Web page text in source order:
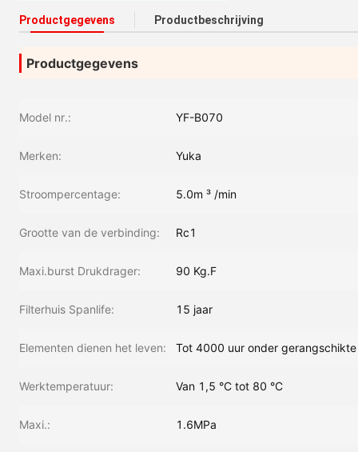
Productgegevens Productbeschrijving
Productgegevens
Model nr.: YF-B070
Merken: Yuka
Stroompercentage: 5.0m ³ /min
Grootte van de verbinding: Rc1
Maxi.burst Drukdrager: 90 Kg.F
Filterhuis Spanlife: 15 jaar
Elementen dienen het leven: Tot 4000 uur onder
Werktemperatuur: Van 1,5 °C tot 80 °C
Maxi.: 1.6MPa